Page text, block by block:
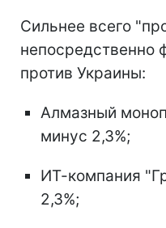
Сильнее всего
непосредственно
против Украины:
Алмазный
минус 2,3%;
ИТ-компания
2,3%;